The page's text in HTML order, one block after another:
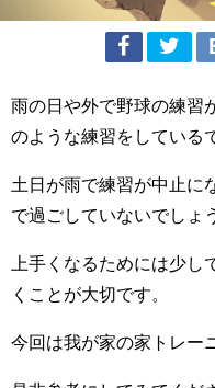
雨の日や外で野球の練習
のような練習をしている
土日が雨で練習が中止に
で過ごしていないでしょ
上手くなるためには少
くことが大切です。
今回は我が家の家トレー